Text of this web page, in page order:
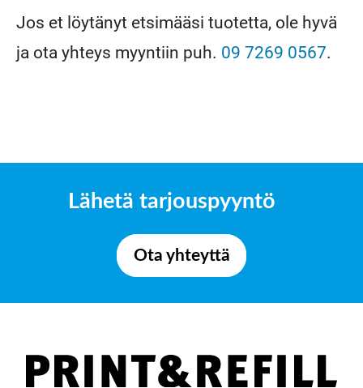
Jos et löytänyt etsimääsi tuotetta, ole hyvä
ja ota yhteys myyntiin puh. 09 7269 0567.
Lähetä tarjouspyyntö
Ota yhteyttä